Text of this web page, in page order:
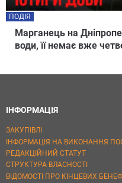
Марганець на
води, її немає вже
ПОДІЯ
ІНФОРМАЦІЯ
ЗАКУПІВЛІ
ІНФОРМАЦІЯ НА ВИКОНАННЯ
РЕДАКЦІЙНИЙ СТАТУТ
СТРУКТУРА ВЛАСНОСТІ
ВІДОМОСТІ ПРО КІНЦЕВИХ